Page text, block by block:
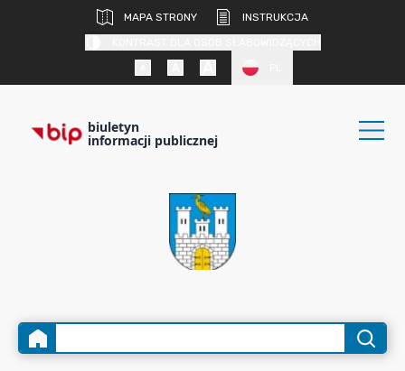
MAPA STRONY
INSTRUKCJA
biuletyn
informacji publicznej